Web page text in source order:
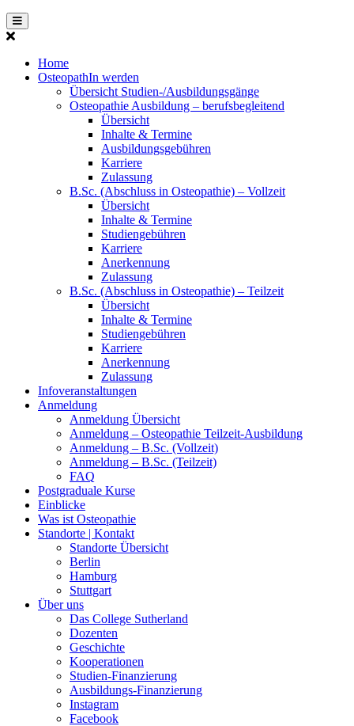
Home
OsteopathIn werden
Übersicht Studien-/Ausbildungsgänge
Osteopathie Ausbildung – berufsbegleitend
Übersicht
Inhalte & Termine
Ausbildungsgebühren
Karriere
Zulassung
B.Sc. (Abschluss in Osteopathie) – Vollzeit
Übersicht
Inhalte & Termine
Studiengebühren
Karriere
Anerkennung
Zulassung
B.Sc. (Abschluss in Osteopathie) – Teilzeit
Übersicht
Inhalte & Termine
Studiengebühren
Karriere
Anerkennung
Zulassung
Infoveranstaltungen
Anmeldung
Anmeldung Übersicht
Anmeldung – Osteopathie Teilzeit-Ausbildung
Anmeldung – B.Sc. (Vollzeit)
Anmeldung – B.Sc. (Teilzeit)
FAQ
Postgraduale Kurse
Einblicke
Was ist Osteopathie
Standorte | Kontakt
Standorte Übersicht
Berlin
Hamburg
Stuttgart
Über uns
Das College Sutherland
Dozenten
Geschichte
Kooperationen
Studien-Finanzierung
Ausbildungs-Finanzierung
Instagram
Facebook